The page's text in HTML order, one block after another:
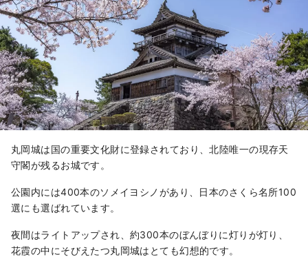
丸岡城は国の重要文化財に登録されており、北陸唯一の現存天
守閣が残るお城です。
公園内には400本のソメイヨシノがあり、日本のさくら名所100
選にも選ばれています。
夜間はライトアップされ、約300本のぼんぼりに灯りが灯り、
花霞の中にそびえたつ丸岡城はとても幻想的です。